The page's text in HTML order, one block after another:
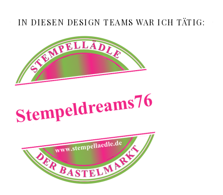
IN DIESEN DESIGN TEAMS WAR ICH TÄTIG: